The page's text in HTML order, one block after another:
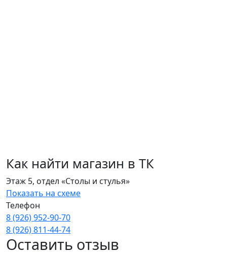
Как найти магазин в ТК
Этаж 5, отдел «Столы и стулья»
Показать на схеме
Телефон
8 (926) 952‑90‑70
8 (926) 811‑44‑74
Оставить отзыв